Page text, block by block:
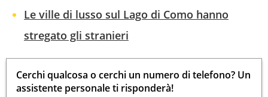
Le ville di lusso sul Lago di Como hanno
stregato gli stranieri
Cerchi qualcosa o cerchi un numero di telefono? Un
assistente personale ti risponderà!